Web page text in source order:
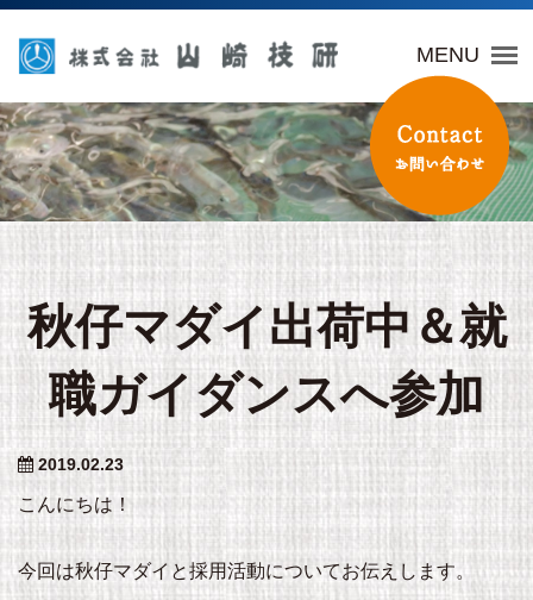
MENU
秋仔マダイ出荷中＆就
職ガイダンスへ参加
2019.02.23
こんにちは！
今回は秋仔マダイと採用活動についてお伝えします。